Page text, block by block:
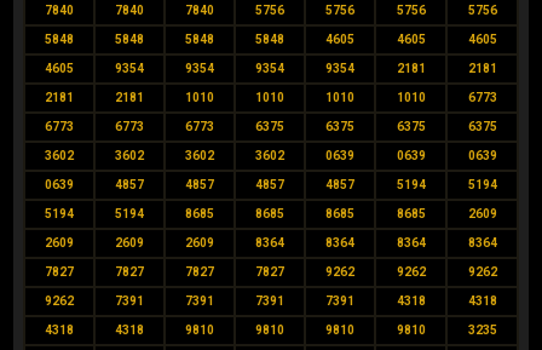
7840 7840 7840 5756 5756 5756 5756
5848 5848 5848 5848 4605 4605 4605
4605 9354 9354 9354 9354 2181 2181
2181 2181 1010 1010 1010 1010 6773
6773 6773 6773 6375 6375 6375 6375
3602 3602 3602 3602 0639 0639 0639
0639 4857 4857 4857 4857 5194 5194
5194 5194 8685 8685 8685 8685 2609
2609 2609 2609 8364 8364 8364 8364
7827 7827 7827 7827 9262 9262 9262
9262 7391 7391 7391 7391 4318 4318
4318 4318 9810 9810 9810 9810 3235